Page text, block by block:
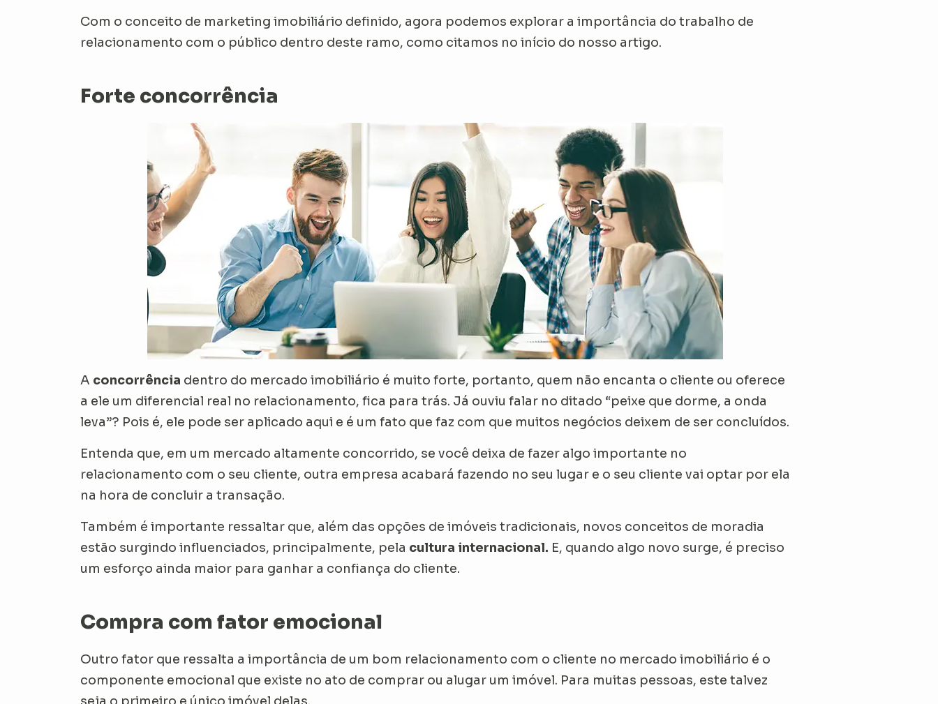
Com o conceito de marketing imobiliário definido, agora podemos explorar a importância do trabalho de
relacionamento com o público dentro deste ramo, como citamos no início do nosso artigo.
Forte concorrência
A concorrência dentro do mercado imobiliário é muito forte, portanto, quem não encanta o cliente ou oferece
a ele um diferencial real no relacionamento, fica para trás. Já ouviu falar no ditado “peixe que dorme, a onda
leva”? Pois é, ele pode ser aplicado aqui e é um fato que faz com que muitos negócios deixem de ser concluídos.
Entenda que, em um mercado altamente concorrido, se você deixa de fazer algo importante no
relacionamento com o seu cliente, outra empresa acabará fazendo no seu lugar e o seu cliente vai optar por ela
na hora de concluir a transação.
Também é importante ressaltar que, além das opções de imóveis tradicionais, novos conceitos de moradia
estão surgindo influenciados, principalmente, pela cultura internacional. E, quando algo novo surge, é preciso
um esforço ainda maior para ganhar a confiança do cliente.
Compra com fator emocional
Outro fator que ressalta a importância de um bom relacionamento com o cliente no mercado imobiliário é o
componente emocional que existe no ato de comprar ou alugar um imóvel. Para muitas pessoas, este talvez
seja o primeiro e único imóvel delas.